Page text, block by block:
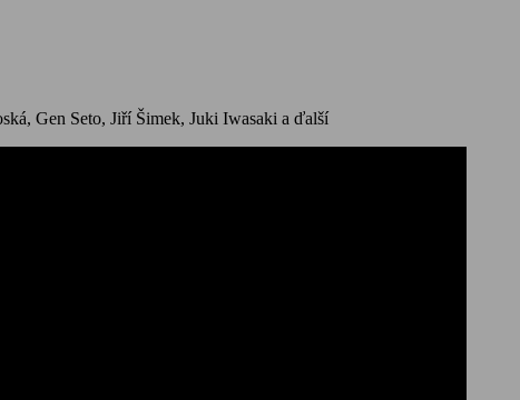
Gen Seto, Jiří Šimek, Juki Iwasaki a ďalší